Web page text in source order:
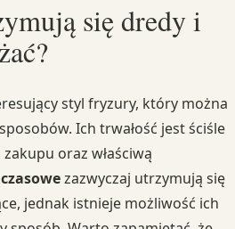
się dredy i
styl fryzury, który można
Ich trwałość jest ściśle
oraz właściwą
zazwyczaj utrzymują się
jednak istnieje możliwość ich